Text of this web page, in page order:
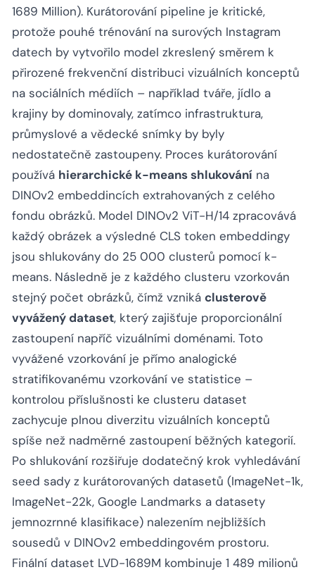
1689 Million). Kurátorování pipeline je kritické,
protože pouhé trénování na surových Instagram
datech by vytvořilo model zkreslený směrem k
přirozené frekvenční distribuci vizuálních konceptů
na sociálních médiích – například tváře, jídlo a
krajiny by dominovaly, zatímco infrastruktura,
průmyslové a vědecké snímky by byly
nedostatečně zastoupeny. Proces kurátorování
používá hierarchické k-means shlukování na
DINOv2 embeddincích extrahovaných z celého
fondu obrázků. Model DINOv2 ViT-H/14 zpracovává
každý obrázek a výsledné CLS token embeddingy
jsou shlukovány do 25 000 clusterů pomocí k-
means. Následně je z každého clusteru vzorkován
stejný počet obrázků, čímž vzniká clusterově
vyvážený dataset, který zajišťuje proporcionální
zastoupení napříč vizuálními doménami. Toto
vyvážené vzorkování je přímo analogické
stratifikovanému vzorkování ve statistice –
kontrolou příslušnosti ke clusteru dataset
zachycuje plnou diverzitu vizuálních konceptů
spíše než nadměrné zastoupení běžných kategorií.
Po shlukování rozšiřuje dodatečný krok vyhledávání
seed sady z kurátorovaných datasetů (ImageNet-1k,
ImageNet-22k, Google Landmarks a datasety
jemnozrnné klasifikace) nalezením nejbližších
sousedů v DINOv2 embeddingovém prostoru.
Finální dataset LVD-1689M kombinuje 1 489 milionů